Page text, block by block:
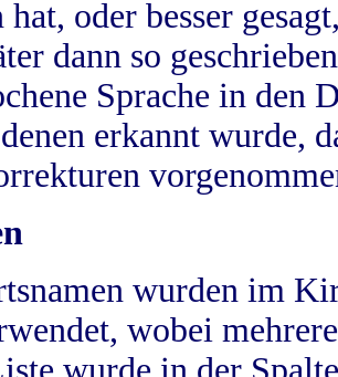
hat, oder besser
dann so
Sprache in
erkannt wurde,
wurden im
wobei